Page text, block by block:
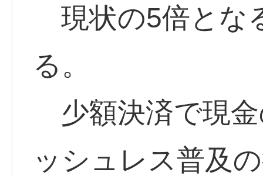
現状の5倍とな
る。
少額決済で現
ッシュレス普及